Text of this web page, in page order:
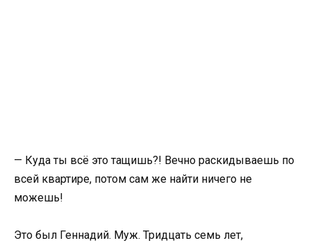
— Куда ты всё это тащишь?! Вечно раскидываешь по
всей квартире, потом сам же найти ничего не
можешь!
Это был Геннадий. Муж. Тридцать семь лет,